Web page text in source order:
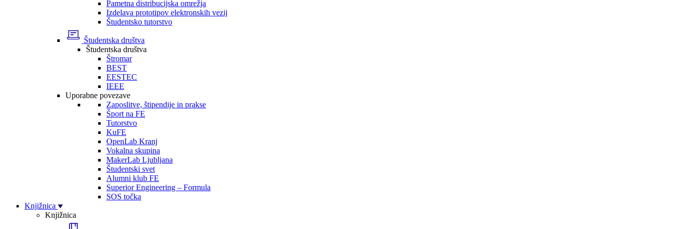
Pametna distribucijska omrežja
Izdelava prototipov elektronskih vezij
Študentsko tutorstvo
Študentska društva
Študentska društva
Štromar
BEST
EESTEC
IEEE
Uporabne povezave
Zaposlitve, štipendije in prakse
Šport na FE
Tutorstvo
KuFE
OpenLab Kranj
Vokalna skupina
MakerLab Ljubljana
Študentski svet
Alumni klub FE
Superior Engineering – Formula
SOS točka
Knjižnica
Knjižnica